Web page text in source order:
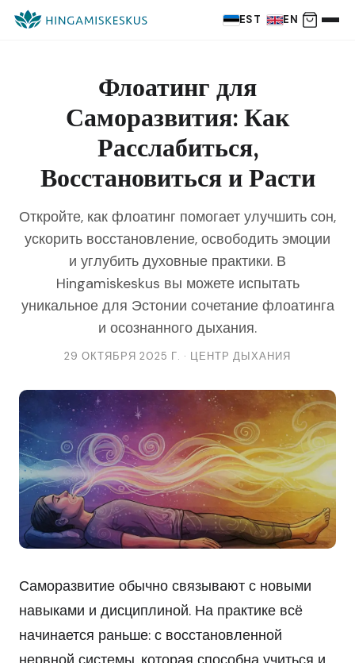
EST EN
Флоатинг для
Саморазвития: Как
Расслабиться,
Восстановиться и Расти
Откройте, как флоатинг помогает улучшить сон,
ускорить восстановление, освободить эмоции
и углубить духовные практики. В
Hingamiskeskus вы можете испытать
уникальное для Эстонии сочетание флоатинга
и осознанного дыхания.
29 ОКТЯБРЯ 2025 Г. · ЦЕНТР ДЫХАНИЯ
Саморазвитие обычно связывают с новыми
навыками и дисциплиной. На практике всё
начинается раньше: с восстановленной